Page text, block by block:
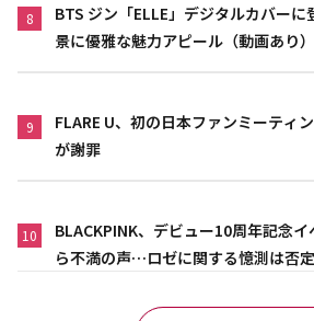
8
BTS ジン「ELLE」デジタルカバー
景に優雅な魅力アピール（動画あり）
9
FLARE U、初の日本ファンミーティ
が謝罪
10
BLACKPINK、デビュー10周年記念
ら不満の声…ロゼに関する憶測は否定